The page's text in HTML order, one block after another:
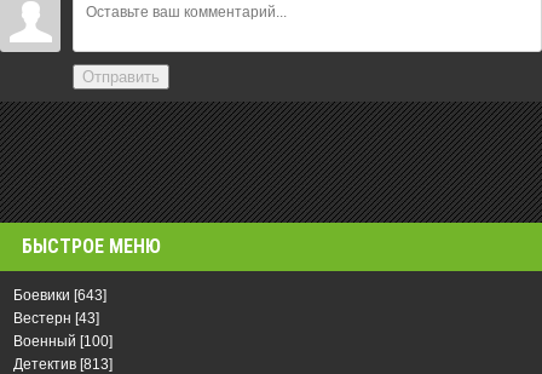
Отправить
БЫСТРОЕ МЕНЮ
Боевики [643]
Вестерн [43]
Военный [100]
Детектив [813]